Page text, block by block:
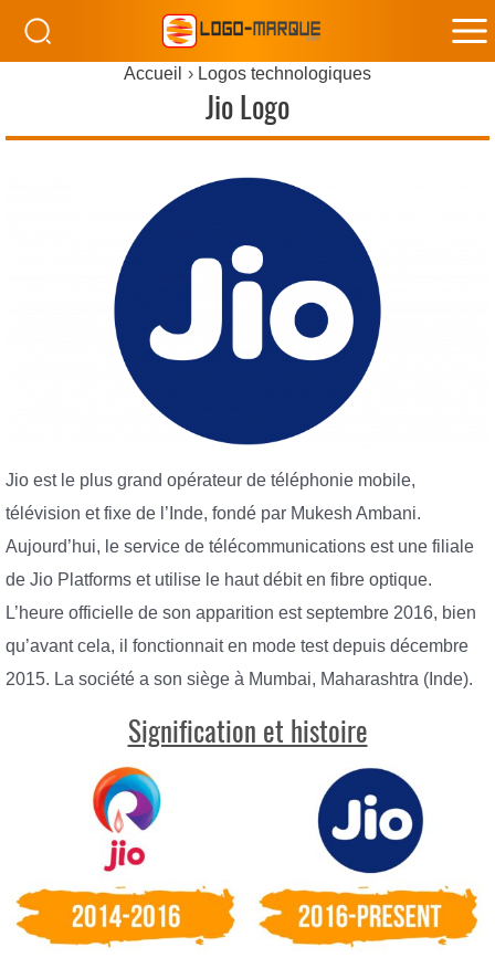
Accueil Logos technologiques
Jio Logo
Jio est le plus grand opérateur de téléphonie mobile,
télévision et fixe de l’Inde, fondé par Mukesh Ambani.
Aujourd’hui, le service de télécommunications est une filiale
de Jio Platforms et utilise le haut débit en fibre optique.
L’heure officielle de son apparition est septembre 2016, bien
qu’avant cela, il fonctionnait en mode test depuis décembre
2015. La société a son siège à Mumbai, Maharashtra (Inde).
Signification et histoire